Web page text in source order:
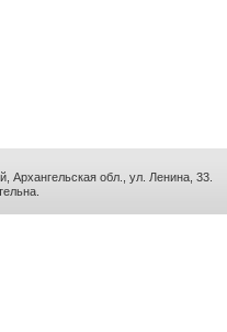
Архангельская обл., ул. Ленина, 33.